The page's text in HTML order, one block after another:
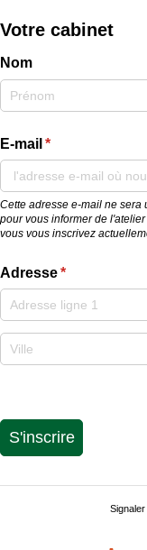
Votre cabinet
Nom
E-mail *
(requis)
Cette adresse e-mail ne sera
pour vous informer de
vous vous inscrivez
Adresse*
(requis)
S'inscrire